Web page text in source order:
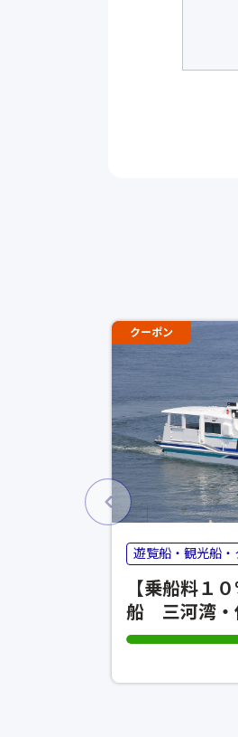
クーポン
遊覧船・観光船・
【乗船料１
船 三河湾
割引コード